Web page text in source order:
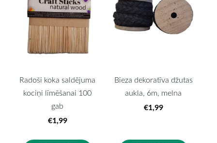
Radoši koka saldējuma
kociņi līmēšanai 100
gab
€1,99
Bieza dekoratīva džutas
aukla, 6m, melna
€1,99